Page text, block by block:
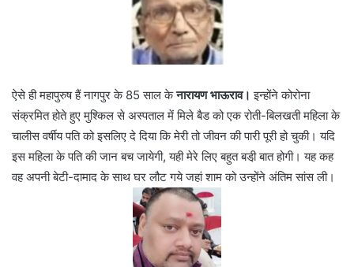
ऐसे ही महापुरुष हैं नागपुर के 85 साल केनारायण भाऊराव। इन्होंने कोरोना
संक्रमित होते हुए मुश्किल से अस्पताल में मिले बैड को एक रोती-बिलखती महिला के
चालीस वर्षीय पति को इसलिए दे दिया कि मेरी तो जीवन की पारी पूरी हो चुकी। यदि
इस महिला के पति की जान बच जायेगी, यही मेरे लिए बहुत बडी़ बात होगी। यह कह
वह अपनी बेटी-दामाद के साथ घर लौट गये जहां शाम को उन्होंने अंतिम सांस ली।